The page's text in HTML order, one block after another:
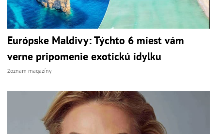
Európske Maldivy: Týchto 6 miest vám
verne pripomenie exotickú idylku
Zoznam magazíny